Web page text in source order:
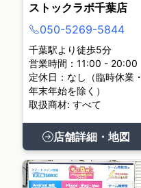
ストックラボ千葉店
050-5269-5844
千葉駅より徒歩5分
営業時間：11:00 - 20:00
定休日：なし（臨時休業・
年末年始を除く）
取扱商材: すべて
店舗詳細・地図